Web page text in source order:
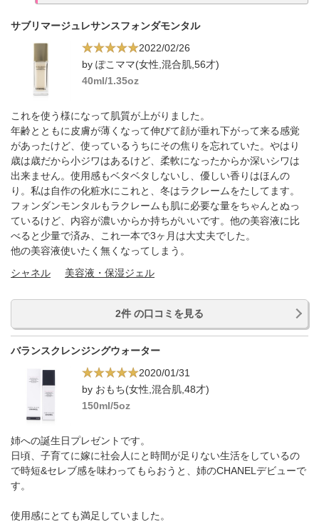
サブリマージュレサンスフォンダモンタル
2022/02/26
by ぽこママ(女性,混合肌,56才)
40ml/1.35oz
これを使う様になって肌質が上がりました。
年齢とともに皮膚が薄くなって伸びて顔が垂れ下がって来る感覚
があったけど、使っているうちにその焦りを忘れていた。やはり
歳は歳だから小ジワはあるけど、柔軟になったからか深いシワは
出来ません。使用感もベタベタしないし、優しい香りはほんの
り。私は自作の化粧水にこれと、冬はラクレームをたしてます。
フォンダンモンタルもラクレームも肌に必要な量をちゃんとぬっ
ているけど、内容が濃いからか持ちがいいです。他の美容液に比
べると少量で済み、これ一本で3ヶ月は大丈夫でした。
他の美容液使いたく無くなってしまう。
シャネル
美容液・保湿ジェル
2件 の口コミを見る
バランスクレンジングウォーター
2020/01/31
by おもち(女性,混合肌,48才)
150ml/5oz
姉への誕生日プレゼントです。
日頃、子育てに嫁に社会人にと時間が足りない生活をしているの
で時短&セレブ感を味わってもらおうと、姉のCHANELデビューで
す。
使用感にとても満足していました。